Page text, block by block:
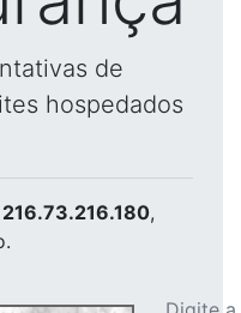
de
hospedados
216.73.216.180,